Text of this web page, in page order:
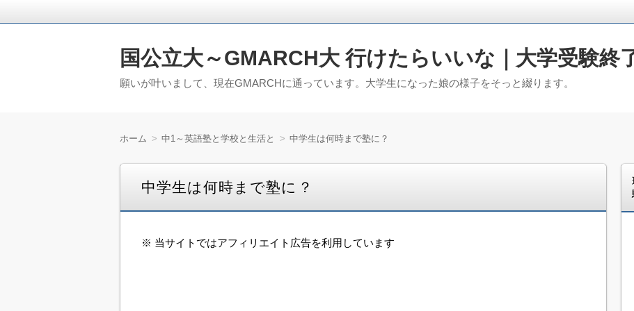
国公立大～GMARCH大 行けたらいいな｜大学受験終
願いが叶いまして、現在GMARCHに通っています。大学生になった娘の様子をそっと綴ります。
ホーム 中1～英語塾と学校と生活と 中学生は何時まで塾に？
中学生は何時まで塾に？
※ 当サイトではアフィリエイト広告を利用しています